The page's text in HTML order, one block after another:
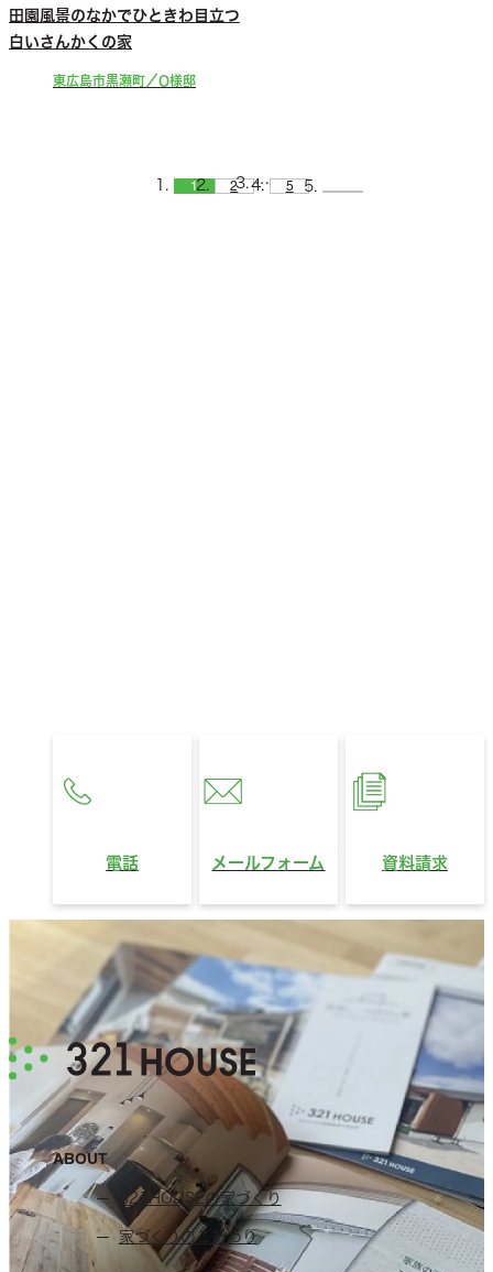
田園風景のなかでひときわ目立つ
白いさんかくの家
東広島市黒瀬町／O様邸
1 2 … 5
電話 メールフォーム 資料請求
ABOUT
321HOUSEの家づくり
家づくりのこだわり